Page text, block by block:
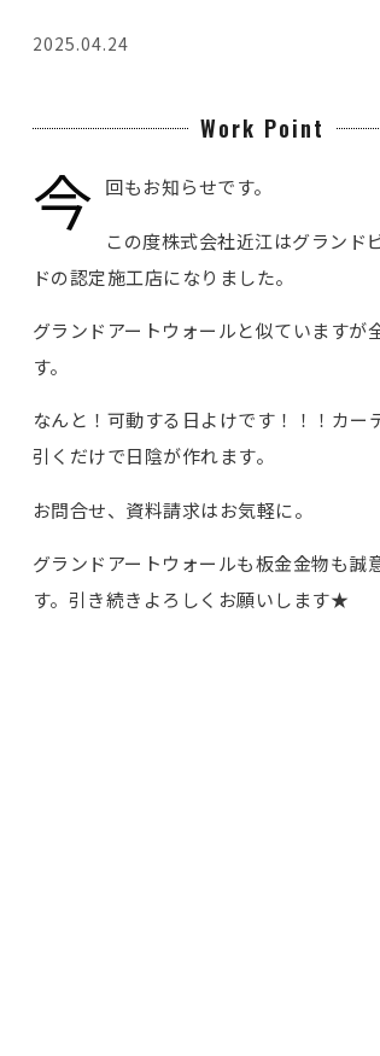
2025.04.24
Work Point
今 回もお知らせです。
この度株式会社近江はグランド
ドの認定施工店になりました。
グランドアートウォールと似ていますが
す。
なんと！可動する日よけです！！！カー
引くだけで日陰が作れます。
お問合せ、資料請求はお気軽に。
グランドアートウォールも板金金物も誠
す。引き続きよろしくお願いします★